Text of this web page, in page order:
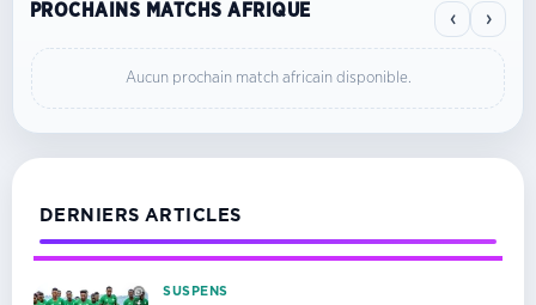
PROCHAINS MATCHS AFRIQUE ‹ ›
Aucun prochain match africain disponible.
DERNIERS ARTICLES
SUSPENS